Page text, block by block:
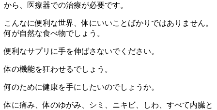
から、医療器での治療が必要です。
こんなに便利な世界、体にいいことばかりではありません。
何が自然な食べ物でしょう。
便利なサプリに手を伸ばさないでください。
体の機能を狂わせるでしょう。
何のために健康を手にしたいのでしょうか。
体に痛み、体のゆがみ、シミ、ニキビ、しわ、すべて内臓と